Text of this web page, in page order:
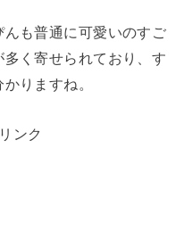
んも普通に可愛いのすご
く寄せられており、す
りますね。
ンク